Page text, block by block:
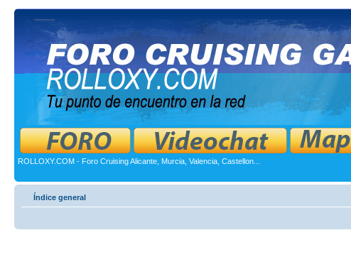
ROLLOXY.COM - Foro Cruising Alicante, Murcia, Valencia, Castellon...
Índice general